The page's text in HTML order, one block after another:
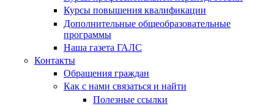
Курсы повышения квалификации
Дополнительные общеобразовательные
программы
Наша газета ГАЛС
Контакты
Обращения граждан
Как с нами связаться и найти
Полезные ссылки